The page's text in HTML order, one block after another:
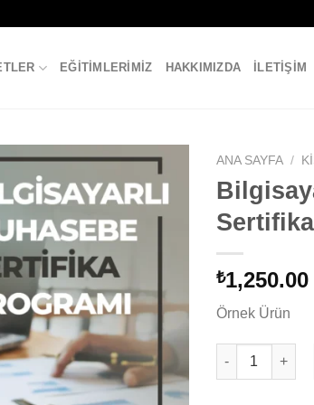
EĞITIMLERIMIZ HAKKIMIZDA İLETIŞIM
ANA SAYFA /
₺1,250.00
Örnek Ürün
Bilgisayarlı